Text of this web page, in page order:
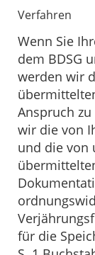
Verfahren
Wenn Sie
dem BDSG
werden wir
Anspruch
wir die von
und die von
für die